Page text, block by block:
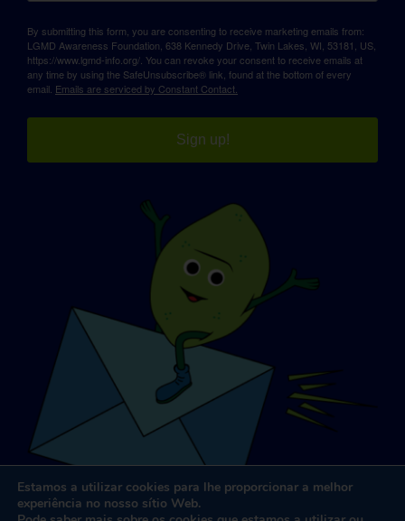
By submitting this form, you are consenting to receive marketing emails from:
LGMD Awareness Foundation, 638 Kennedy Drive, Twin Lakes, WI, 53181, US,
https://www.lgmd-info.org/. You can revoke your consent to receive emails at
any time by using the SafeUnsubscribe® link, found at the bottom of every
email. Emails are serviced by Constant Contact.
Sign up!
Estamos a utilizar cookies para lhe proporcionar a melhor
experiência no nosso sítio Web.